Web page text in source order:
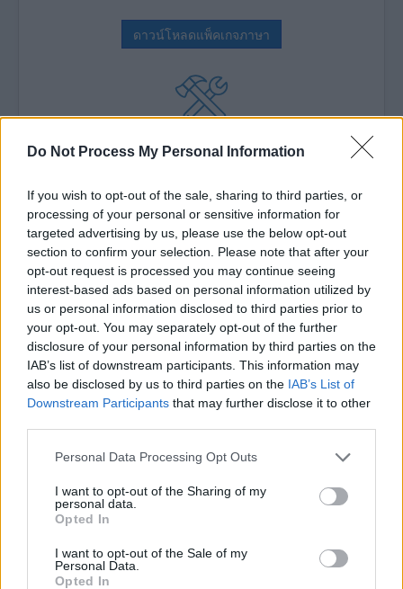
Do Not Process My Personal Information
If you wish to opt-out of the sale, sharing to third parties, or
processing of your personal or sensitive information for
targeted advertising by us, please use the below opt-out
section to confirm your selection. Please note that after your
opt-out request is processed you may continue seeing
interest-based ads based on personal information utilized by
us or personal information disclosed to third parties prior to
your opt-out. You may separately opt-out of the further
disclosure of your personal information by third parties on the
IAB’s list of downstream participants. This information may
also be disclosed by us to third parties on the IAB’s List of
Downstream Participants that may further disclose it to other
Personal Data Processing Opt Outs
I want to opt-out of the Sharing of my
personal data.
Opted In
I want to opt-out of the Sale of my
Personal Data.
Opted In
ดาวน์โหลดแพ็คเกจภาษา
มากกว่า 6,000 ส่วนเสริม Joomla!
JED นำเสนอวิธีปรับปรุงเว็บไซต์ Joomla! ของคุณ
Joomla! ไดเรกทอรีส่วนเสริม
ลองใช้ Joomla! 6 ตอนนี้!
Joomla! 6
launch.joomla.org
ฟรี พื้นที่ใช้งานเว็บไซต์ launch.joomla.org